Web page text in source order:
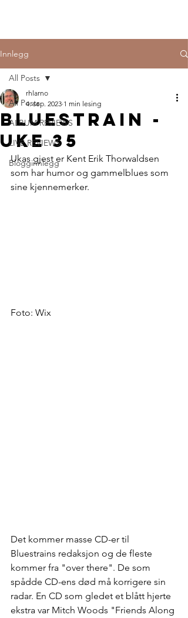
Innlegg
All Posts
ALBUM REVIEWS
LIVE REVIEWS
Blogginnlegg
All Posts
Bluestrain -
uke 35
rhlarno
4. sep. 2023 1 min lesing
Ukas gjest er Kent Erik Thorwaldsen
som har humor og gammelblues som
sine kjennemerker.
Foto: Wix
Det kommer masse CD-er til
Bluestrains redaksjon og de fleste
kommer fra "over there". De som
spådde CD-ens død må korrigere sin
radar. En CD som gledet et blått hjerte
ekstra var Mitch Woods "Friends Along